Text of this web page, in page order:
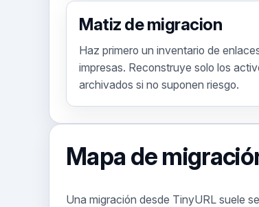
Matiz de migracion
Haz primero un inventario de
impresas. Reconstruye solo los
archivados si no suponen riesgo.
Mapa de
Una migración desde TinyURL suele